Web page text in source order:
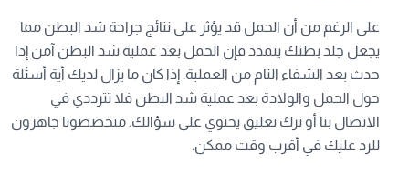
على الرغم من أن الحمل قد يؤثر على نتائج جراحة شد البطن مما
يجعل جلد بطنك يتمدد فإن الحمل بعد عملية شد البطن آمن إذا
حدث بعد الشفاء التام من العملية. إذا كان ما يزال لديك أية أسئلة
حول الحمل والولادة بعد عملية شد البطن فلا تترددي في
الاتصال بنا أو ترك تعليق يحتوي على سؤالك. متخصصونا جاهزون
للرد عليك في أقرب وقت ممكن.